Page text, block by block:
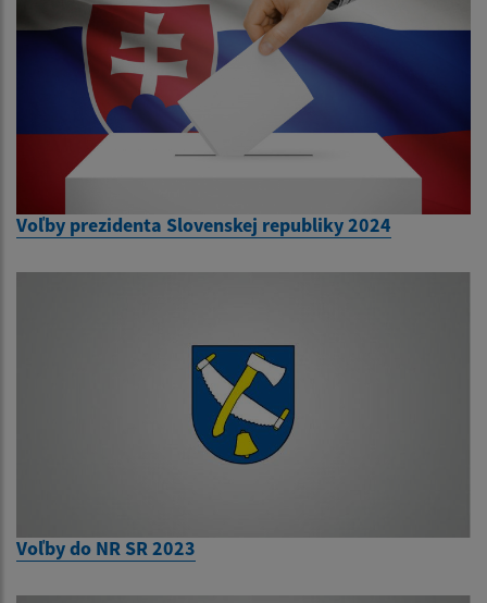
Voľby prezidenta Slovenskej republiky 2024
Voľby do NR SR 2023